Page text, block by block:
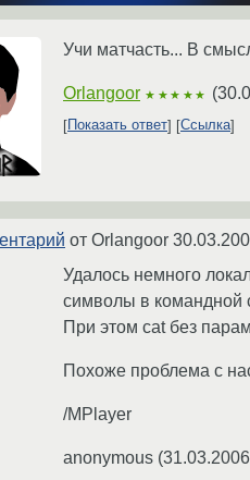
Учи матчасть... В
Orlangoor ★★★★★ (
Показать ответ Ссылка
от Orlangoor
Удалось немного
символы в командной
При этом cat без
Похоже проблема с
/MPlayer
anonymous (